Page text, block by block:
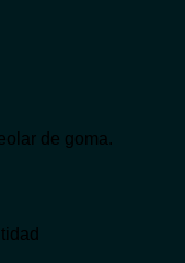
de goma.